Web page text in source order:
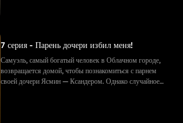
7 серия - Парень дочери избил меня!
Самуэль, самый богатый человек в Облачном городе,
возвращается домой, чтобы познакомиться с парнем
своей дочери Ясмин — Ксандером. Однако случайное